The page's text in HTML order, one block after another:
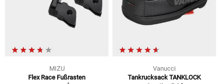
MIZU
Flex Race Fußrasten
Vanucci
Tankrucksack TANKLOCK